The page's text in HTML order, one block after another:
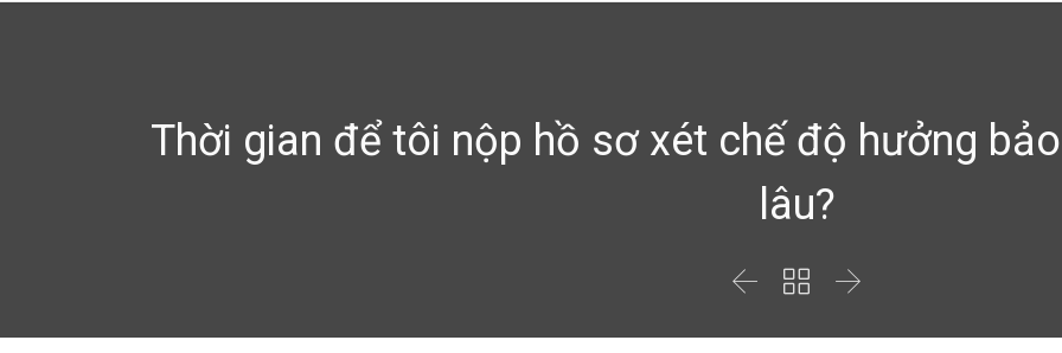
Thời gian để tôi nộp hồ sơ xét chế độ hưởng
lâu?
  